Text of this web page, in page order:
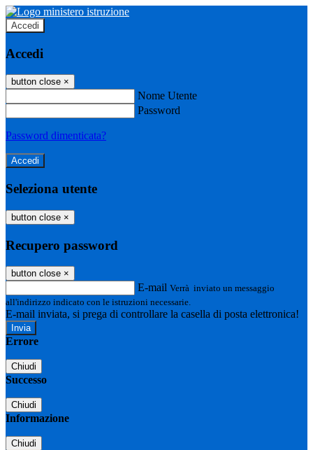
Accedi
Accedi
button close ×
Nome Utente
Password
Password dimenticata?
Seleziona utente
button close ×
Recupero password
button close ×
E-mail Verrà inviato un messaggio
all'indirizzo indicato con le istruzioni necessarie.
E-mail inviata, si prega di controllare la casella di posta elettronica!
Errore
Chiudi
Successo
Chiudi
Informazione
Chiudi